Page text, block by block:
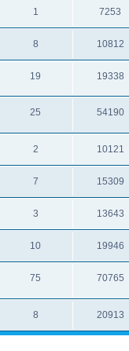
1 7253
8 10812
19 19338
25 54190
2 10121
7 15309
3 13643
10 19946
75 70765
8 20913